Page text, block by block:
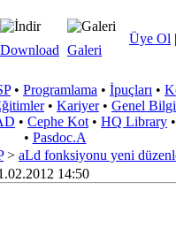
Üye Ol |
Download Galeri
• Programlama • İpuçları •
• Kariyer• Genel Bilgi
• Cephe Kot • HQ Library •
• Pasdoc.A
> aLd fonksiyonu yeni
14:50